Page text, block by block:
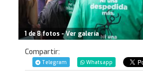
1 de 8 fotos - Ver galería
Compartir:
Telegram Whatsapp